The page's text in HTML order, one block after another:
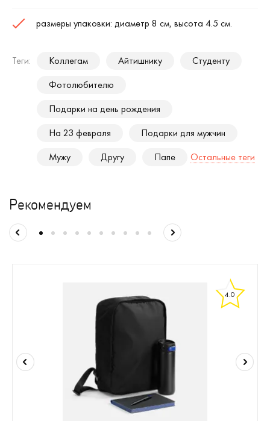
размеры упаковки: диаметр 8 см, высота 4.5 см.
Теги: Коллегам Айтишнику
Студенту
Фотолюбителю
Подарки на день рождения
На 23 февраля
Подарки для мужчин
Мужу
Другу Папе Остальные теги
Рекомендуем
4.0